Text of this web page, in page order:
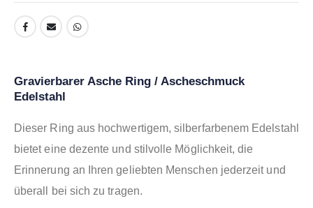
Gravierbarer Asche Ring / Ascheschmuck
Edelstahl
Dieser Ring aus hochwertigem, silberfarbenem Edelstahl
bietet eine dezente und stilvolle Möglichkeit, die
Erinnerung an Ihren geliebten Menschen jederzeit und
überall bei sich zu tragen.